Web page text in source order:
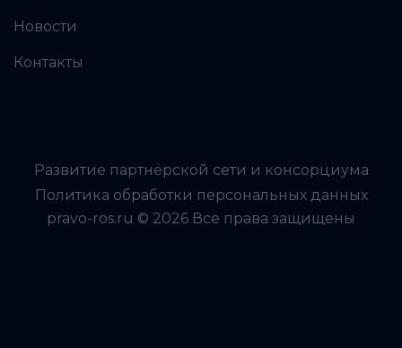
Новости
Контакты
Развитие партнёрской сети и консорциума
Политика обработки персональных данных
pravo-ros.ru © 2026 Все права защищены